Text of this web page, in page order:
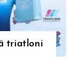
triatloni